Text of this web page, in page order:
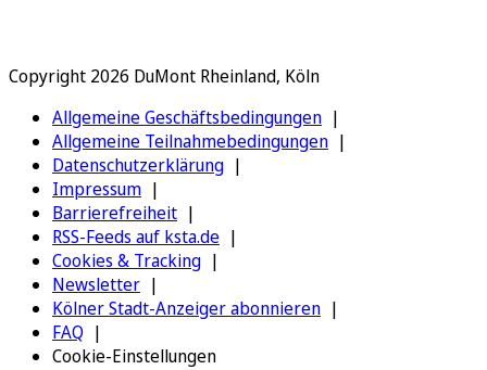
Copyright 2026 DuMont Rheinland, Köln
Allgemeine Geschäftsbedingungen
Allgemeine Teilnahmebedingungen
Datenschutzerklärung
Impressum
Barrierefreiheit
RSS-Feeds auf ksta.de
Cookies & Tracking
Newsletter
Kölner Stadt-Anzeiger abonnieren
FAQ
Cookie-Einstellungen